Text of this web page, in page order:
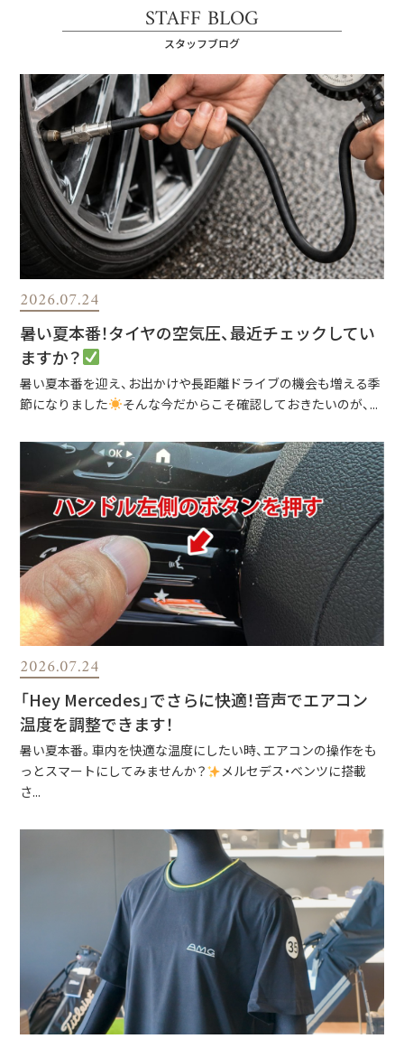
STAFF BLOG
スタッフブログ
2026.07.24
暑い夏本番！タイヤの空気圧、最近チェックしてい
ますか？
暑い夏本番を迎え、お出かけや長距離ドライブの機会も増える季
節になりました
そんな今だからこそ確認しておきたいのが、...
2026.07.24
「Hey Mercedes」でさらに快適！音声でエアコン
温度を調整できます！
暑い夏本番。車内を快適な温度にしたい時、エアコンの操作をも
っとスマートにしてみませんか？
メルセデス・ベンツに搭載
さ...